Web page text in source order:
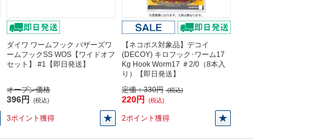
ダイワ ワームフック バザーズワ
ームフックSS WOS【ワイドオフ
セット】 #1【即日発送】
オープン価格
396円 (税込)
3ポイント獲得
【ネコポス対象品】デコイ
(DECOY) キロフック･ワーム17
Kg Hook Worm17 ＃2/0（8本入
り）【即日発送】
定価：330円 (税込)
220円 (税込)
2ポイント獲得